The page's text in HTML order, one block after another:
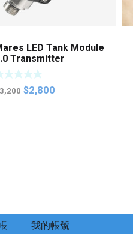
LED Tank Module
Transmitter
Original
$2,800Current
我的帳號